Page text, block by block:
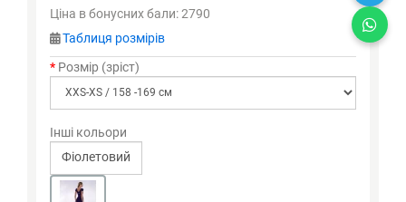
Ціна в бонусних бали:2790
Таблиця розмірів
Розмір (зріст)
Інші кольори
Фіолетовий